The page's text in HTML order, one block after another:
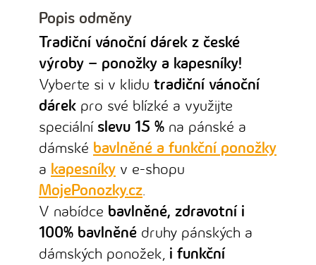
Popis odměny
Tradiční vánoční dárek z české
výroby – ponožky a kapesníky!
Vyberte si v klidu tradiční vánoční
dárek pro své blízké a využijte
speciální slevu 15 % na pánské a
dámské bavlněné a funkční ponožky
a kapesníky v e-shopu
MojePonozky.cz.
V nabídce bavlněné, zdravotní i
100% bavlněné druhy pánských a
dámských ponožek, i funkční